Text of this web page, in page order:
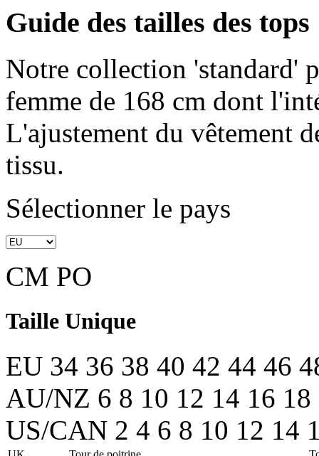
Guide des tailles des tops
Notre collection 'standard'
femme de 168 cm dont
L'ajustement du vêtement
tissu.
Sélectionner le pays
CM PO
Taille Unique
EU 34 36 38 40 42 44 46
AU/NZ 6 8 10 12 14 16 18
US/CAN 2 4 6 8 10 12 14